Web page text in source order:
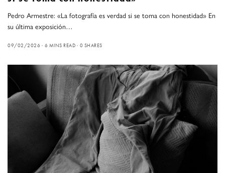
Pedro Armestre: «La fotografía es verdad si se toma con honestidad» En
su última exposición…
09/02/2026 6 MINS READ 0 SHARES